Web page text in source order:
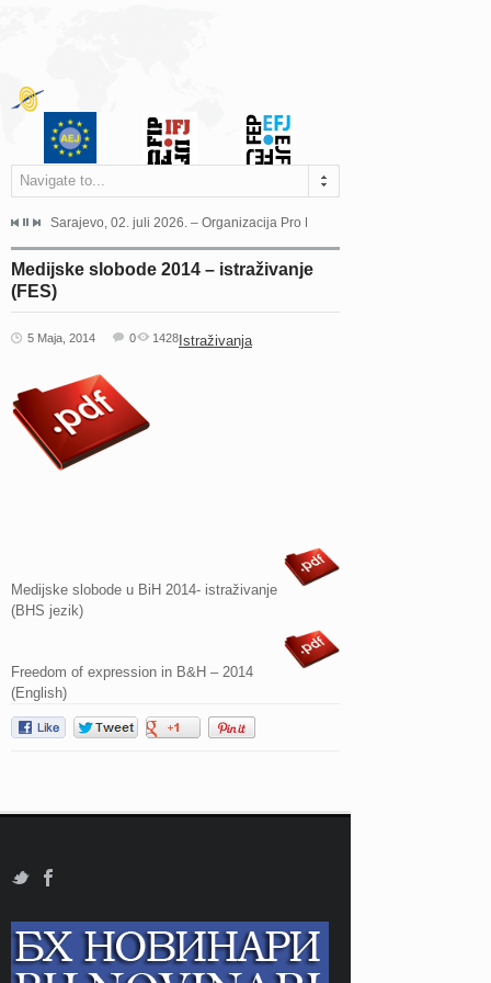
Navigate to...
Grada Sarajeva povodom Dana Sarajeva dugogodišnjoj...
Sarajevo, 02. juli 2026. – Organizacija Pro Educa juče je uspješno
Medijske slobode 2014 – istraživanje
(FES)
5 Maja, 2014 Istraživanja
0 1428
Medijske slobode u BiH 2014- istraživanje
(BHS jezik)
Freedom of expression in B&H – 2014
(English)